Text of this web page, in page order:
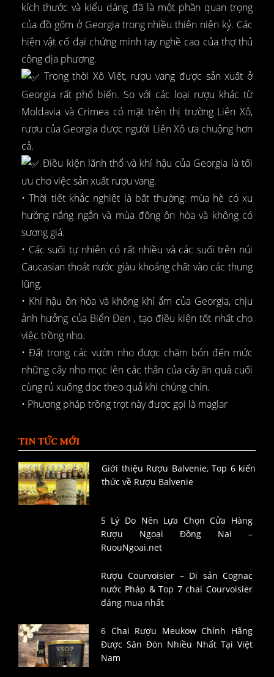
kích thước và kiểu dáng đã là một phần quan trọng
của đồ gốm ở Georgia trong nhiều thiên niên kỷ. Các
hiện vật cổ đại chứng minh tay nghề cao của thợ thủ
công địa phương.
Trong thời Xô Viết, rượu vang được sản xuất ở
Georgia rất phổ biến. So với các loại rượu khác từ
Moldavia và Crimea có mặt trên thị trường Liên Xô,
rượu của Georgia được người Liên Xô ưa chuộng hơn
cả.
Điều kiện lãnh thổ và khí hậu của Georgia là tối
ưu cho việc sản xuất rượu vang.
• Thời tiết khắc nghiệt là bất thường: mùa hè có xu
hướng nắng ngắn và mùa đông ôn hòa và không có
sương giá.
• Các suối tự nhiên có rất nhiều và các suối trên núi
Caucasian thoát nước giàu khoáng chất vào các thung
lũng.
• Khí hậu ôn hòa và không khí ẩm của Georgia, chịu
ảnh hưởng của Biển Đen , tạo điều kiện tốt nhất cho
việc trồng nho.
• Đất trong các vườn nho được chăm bón đến mức
những cây nho mọc lên các thân của cây ăn quả cuối
cùng rủ xuống dọc theo quả khi chúng chín.
• Phương pháp trồng trọt này được gọi là maglar
TIN TỨC MỚI
Giới thiệu Rượu Balvenie, Top 6 kiến
thức về Rượu Balvenie
5 Lý Do Nên Lựa Chọn Cửa Hàng
Rượu Ngoại Đồng Nai –
RuouNgoai.net
Rượu Courvoisier – Di sản Cognac
nước Pháp & Top 7 chai Courvoisier
đáng mua nhất
6 Chai Rượu Meukow Chính Hãng
Được Săn Đón Nhiều Nhất Tại Việt
Nam